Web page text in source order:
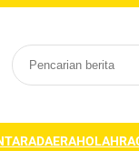
DAERAH